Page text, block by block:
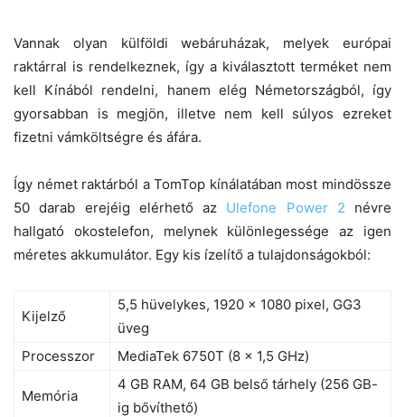
Vannak olyan külföldi webáruházak, melyek európai
raktárral is rendelkeznek, így a kiválasztott terméket nem
kell Kínából rendelni, hanem elég Németországból, így
gyorsabban is megjön, illetve nem kell súlyos ezreket
fizetni vámköltségre és áfára.
Így német raktárból a TomTop kínálatában most mindössze
50 darab erejéig elérhető az Ulefone Power 2 névre
hallgató okostelefon, melynek különlegessége az igen
méretes akkumulátor. Egy kis ízelítő a tulajdonságokból:
Kijelző
5,5 hüvelykes, 1920 x 1080 pixel, GG3
üveg
Processzor
MediaTek 6750T (8 x 1,5 GHz)
Memória
4 GB RAM, 64 GB belső tárhely (256 GB-
ig bővíthető)